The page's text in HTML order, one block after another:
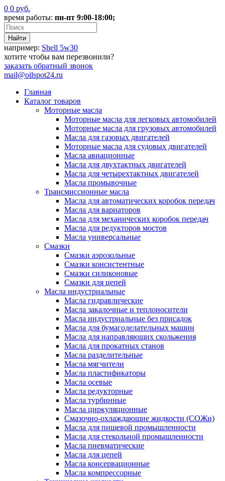
0 0 руб.
время работы: пн-пт 9:00-18:00;
например: Shell 5w30
хотите чтобы вам перезвонили?
заказать обратный звонок
mail@oilspot24.ru
Главная
Каталог товаров
Моторные масла
Моторные масла для легковых автомобилей
Моторные масла для грузовых автомобилей
Масла для газовых двигателей
Моторные масла для судовых двигателей
Масла авиационные
Масла для двухтактных двигателей
Масла для четырехтактных двигателей
Масла промывочные
Трансмиссионные масла
Масла для автоматических коробок передач
Масла для вариаторов
Масла для механических коробок передач
Масла для редукторов мостов
Масла универсальные
Cмазки
Смазки аэрозольные
Смазки консистентные
Смазки силиконовые
Смазки для цепей
Масла индустриальные
Масла гидравлические
Масла закалочные и теплоносители
Масла индустриальные без присадок
Масла для бумагоделательных машин
Масла для направляющих скольжения
Масла для прокатных станов
Масла разделительные
Масла мягчители
Масла пластификаторы
Масла осевые
Масла редукторные
Масла турбинные
Масла циркуляционные
Смазочно-охлаждающие жидкости (СОЖи)
Масла для пищевой промышленности
Масла для стекольной промышленности
Масла пневматические
Масла для цепей
Масла консервационные
Масла компрессорные